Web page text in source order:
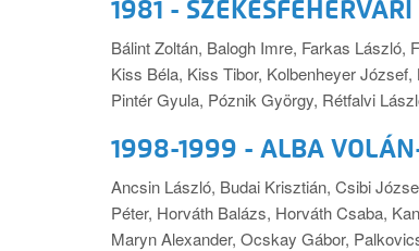
1981 -
Bálint Zoltán, Balogh Imre, Farkas László,
Kiss Béla, Kiss Tibor, Kolbenheyer
Pintér Gyula, Póznik György, Rétfalvi
1998-1999 - ALBA
Ancsin László, Budai Krisztián, Csibi
Péter, Horváth Balázs, Horváth Csaba,
Maryn Alexander, Ocskay Gábor,